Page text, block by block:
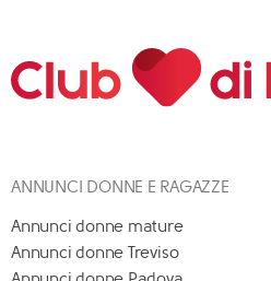
ANNUNCI DONNE E RAGAZZE
Annunci donne mature
Annunci donne Treviso